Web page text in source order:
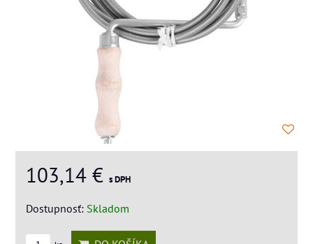
103,14 € s DPH
Dostupnosť: Skladom